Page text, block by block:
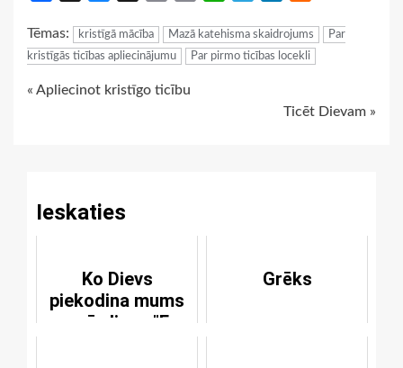
Tēmas: kristīgā mācība Mazā katehisma skaidrojums
Par
kristīgās ticības apliecinājumu
Par pirmo ticības locekli
Continue
« Apliecinot kristīgo ticību
Ticēt Dievam »
Ieskaties
Ko Dievs
piekodina mums
ar vārdiem: "Es
Grēks